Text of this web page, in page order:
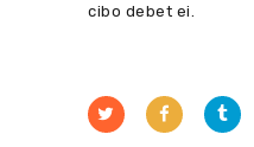
cibo debet ei.